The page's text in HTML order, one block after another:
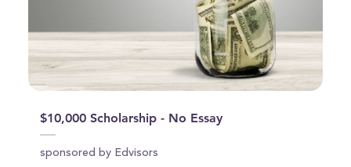
$10,000 Scholarship - No Essay
sponsored by Edvisors